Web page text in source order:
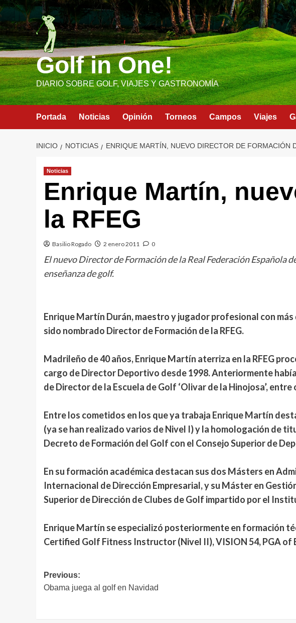
Saltar
al
contenido
Golf in One!
DIARIO SOBRE GOLF, VIAJES Y GASTRONOMÍA
Portada Noticias Opinión Torneos Campos Viajes
INICIO NOTICIAS ENRIQUE MARTÍN, NUEVO DIRECTOR DE FORMACIÓN
Noticias
Enrique Martín,
la RFEG
Basilio Rogado 2 enero 2011 0
El nuevo Director de Formación de la Real Federación Española
enseñanza de golf.
Enrique Martín Durán, maestro y jugador profesional con
sido nombrado Director de Formación de la RFEG.
Madrileño de 40 años, Enrique Martín aterriza en la RFEG
cargo de Director Deportivo desde 1998. Anteriormente
de Director de la Escuela de Golf ‘Olivar de la Hinojosa’,
Entre los cometidos en los que ya trabaja Enrique Martín
(ya se han realizado varios de Nivel I) y la homologación de
Decreto de Formación del Golf con el Consejo Superior de
En su formación académica destacan sus dos Másters en
Internacional de Dirección Empresarial, y su Máster en
Superior de Dirección de Clubes de Golf impartido por el
Enrique Martín se especializó posteriormente en formación
Certified Golf Fitness Instructor (Nivel II), VISION 54, PGA of
Navegación
de
Previous:
Obama juega al golf en Navidad